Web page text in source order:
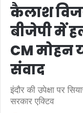
कैलाश
बीजेपी में
CM मोहन
संवाद
इंदौर की उपेक्षा पर
सरकार एक्टिव